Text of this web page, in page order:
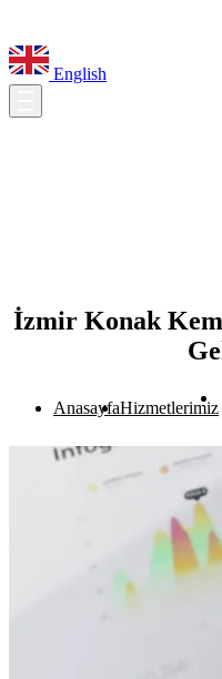
English
İzmir Konak
AnasayfaHizmetlerimiz